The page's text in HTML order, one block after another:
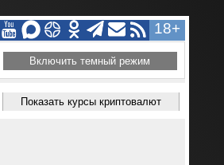
18+
Включить темный режим
Показать курсы криптовалют